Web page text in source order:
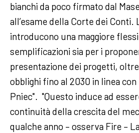
bianchi da poco firmato dal
all’esame della Corte dei Conti.
introducono una maggiore
semplificazioni sia per i
presentazione dei progetti,
obblighi fino al 2030 in linea
Pniec". "Questo induce ad
continuità della crescita del
qualche anno – osserva Fire –